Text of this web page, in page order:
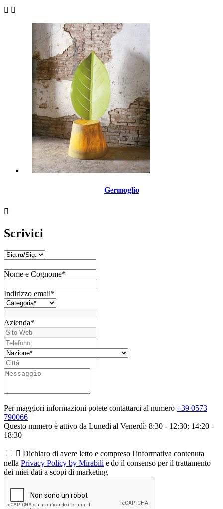
 
Germoglio

Scrivici
Nome e Cognome*
Indirizzo email*
Azienda*
Per maggiori informazioni potete contattarci al numero +39 0573
790066
Questo numero è attivo da Lunedì al Venerdì: 8:30 - 12:30; 14:20 -
18:30
 Dichiaro di avere letto e compreso l'informativa contenuta
nella Privacy Policy by Mirabili e do il consenso per il trattamento
dei miei dati a scopi di marketing